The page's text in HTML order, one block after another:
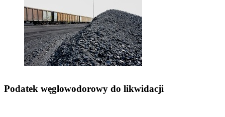
Podatek węglowodorowy do likwidacji